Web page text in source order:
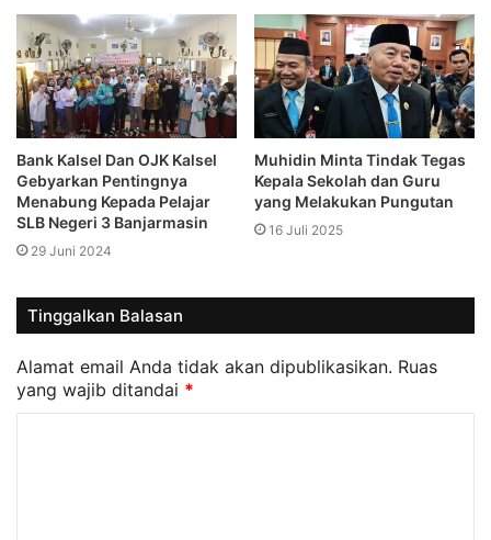
Bank Kalsel Dan OJK Kalsel
Gebyarkan Pentingnya
Menabung Kepada Pelajar
SLB Negeri 3 Banjarmasin
29 Juni 2024
Muhidin Minta Tindak Tegas
Kepala Sekolah dan Guru
yang Melakukan Pungutan
16 Juli 2025
Tinggalkan Balasan
Alamat email Anda tidak akan dipublikasikan. Ruas
yang wajib ditandai *